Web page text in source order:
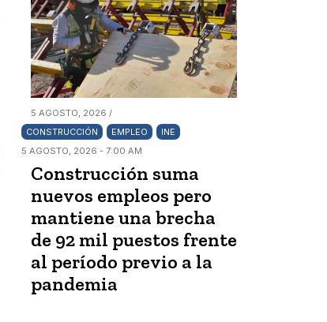
5 AGOSTO, 2026 /
CONSTRUCCIÓN
EMPLEO
INE
5 AGOSTO, 2026 - 7:00 AM
Construcción suma
nuevos empleos pero
mantiene una brecha
de 92 mil puestos frente
al período previo a la
pandemia